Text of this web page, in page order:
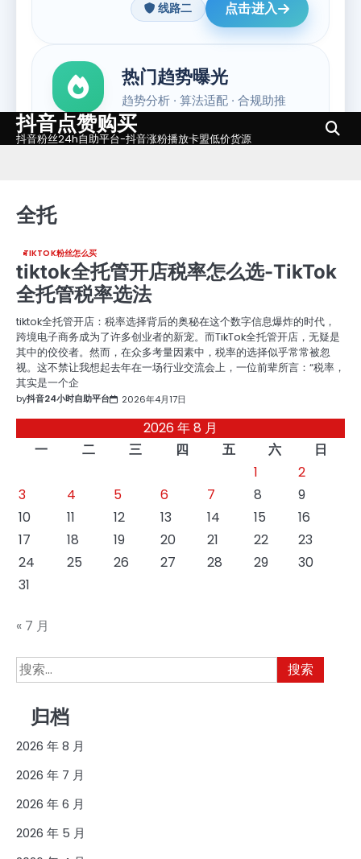
Skip抖音点赞购买
抖音粉丝24h自助平台-抖音涨粉播放卡盟低价货源
全托
TIKTOK粉丝怎么买
tiktok全托管开店税率怎么选-TikTok
全托管税率选法
tiktok全托管开店：税率选择背后的奥秘在这个数字信息爆炸的时代，
跨境电子商务成为了许多创业者的新宠。而TikTok全托管开店，无疑是
其中的佼佼者。然而，在众多考量因素中，税率的选择似乎常常被忽
视。这不禁让我想起去年在一场行业交流会上，一位前辈所言：“税率，
其实是一个企
by抖音24小时自助平台 2026年4月17日
2026 年 8 月
一
二 三 四 五 六
日
1
2
3
4 5 6 7 8
9
10
11 12 13 14 15
16
17
18 19 20 21 22
23
24
25 26 27 28 29
30
31
« 7 月
搜
索：
归档
2026 年 8 月
2026 年 7 月
2026 年 6 月
2026 年 5 月